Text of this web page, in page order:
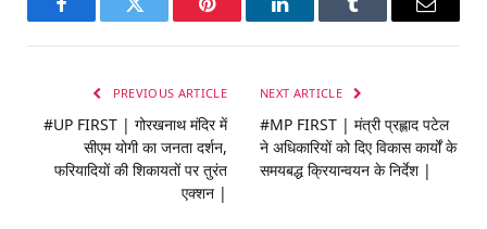
FacebookTwitter Pinterest LinkedInTumblr Email
PREVIOUS ARTICLE
#UP FIRST | गोरखनाथ मंदिर में
सीएम योगी का जनता दर्शन,
फरियादियों की शिकायतों पर तुरंत
एक्शन |
NEXT ARTICLE
#MP FIRST | मंत्री प्रह्लाद पटेल
ने अधिकारियों को दिए विकास कार्यों के
समयबद्ध क्रियान्वयन के निर्देश |